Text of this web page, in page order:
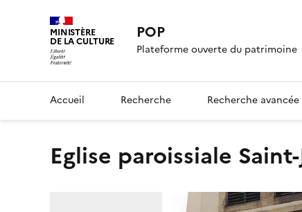
MINISTÈRE
DE LA CULTURE POP
Plateforme ouverte du patrimoine
Accueil Recherche Recherche avancée
Eglise paroissiale